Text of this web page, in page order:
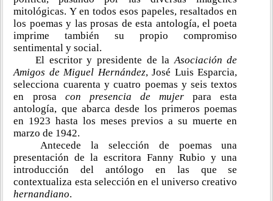
mitológicas. Y en todos esos papeles, resaltados en
los poemas y las prosas de esta antología, el poeta
imprime también su propio compromiso
sentimental y social.
El escritor y presidente de laAsociación de
Amigos de Miguel Hernández, José Luis Esparcia,
selecciona cuarenta y cuatro poemas y seis textos
en prosa con presencia de mujer para esta
antología, que abarca desde los primeros poemas
en 1923 hasta los meses previos a su muerte en
marzo de 1942.
Antecede la selección de poemas una
presentación de la escritora Fanny Rubio y una
introducción del antólogo en las que se
contextualiza esta selección en el universo creativo
hernandiano.